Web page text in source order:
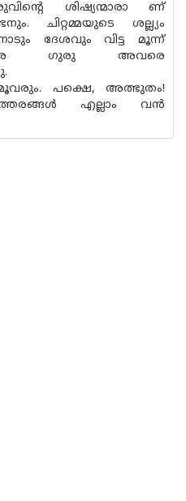
ശിഷ്യന്മാരാ ണ്
ചിറ്റമ്മയുടെ ശല്ല്യം
ദേശവും വിട്ട മൂന്ന്
ഗുരു അവരെ
മൂവരും. പക്ഷെ, അത്ഭുതം!
എല്ലാം വൻ